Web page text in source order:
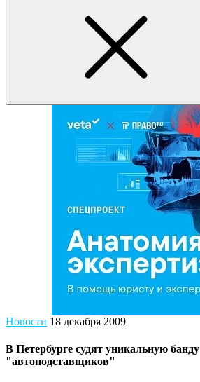
Новости 18 декабря 2009
В Петербурге судят уникальную банду
"автоподставщиков"